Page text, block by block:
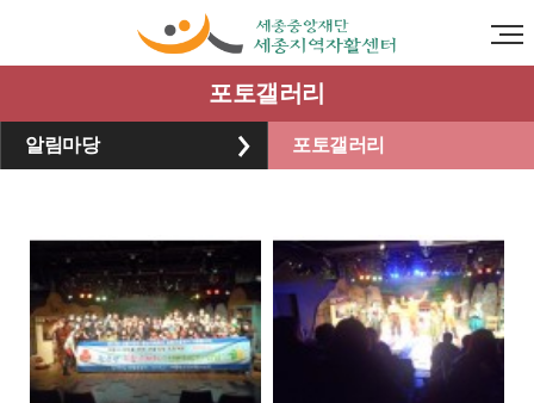
포토갤러리
알림마당 포토갤러리